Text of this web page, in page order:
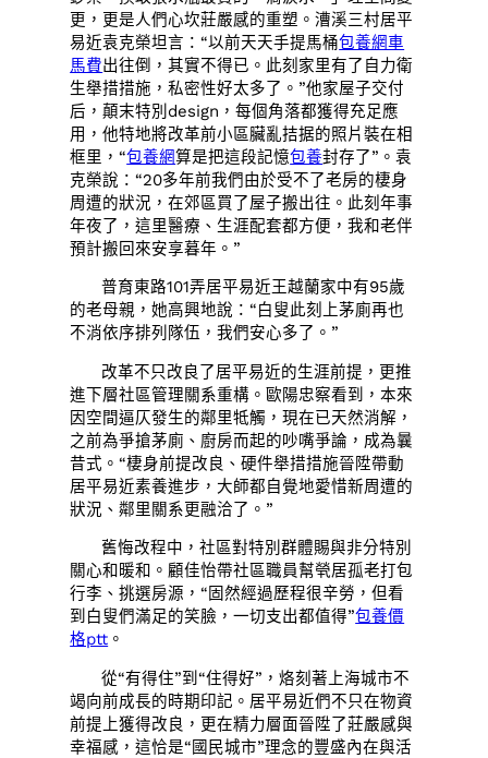
更，更是人們心坎莊嚴感的重塑。漕溪三村居平
易近袁克榮坦言：“以前天天手提馬桶包養網車
馬費出往倒，其實不得已。此刻家里有了自力衛
生舉措措施，私密性好太多了。”他家屋子交付
后，顛末特別design，每個角落都獲得充足應
用，他特地將改革前小區臟亂拮据的照片裝在相
框里，“包養網算是把這段記憶包養封存了”。袁
克榮說：“20多年前我們由於受不了老房的棲身
周遭的狀況，在郊區買了屋子搬出往。此刻年事
年夜了，這里醫療、生涯配套都方便，我和老伴
預計搬回來安享暮年。”
普育東路101弄居平易近王越蘭家中有95歲
的老母親，她高興地說：“白叟此刻上茅廁再也
不消依序排列隊伍，我們安心多了。”
改革不只改良了居平易近的生涯前提，更推
進下層社區管理關系重構。歐陽忠察看到，本來
因空間逼仄發生的鄰里牴觸，現在已天然消解，
之前為爭搶茅廁、廚房而起的吵嘴爭論，成為曩
昔式。“棲身前提改良、硬件舉措措施晉陞帶動
居平易近素養進步，大師都自覺地愛惜新周遭的
狀況、鄰里關系更融洽了。”
舊悔改程中，社區對特別群體賜與非分特別
關心和暖和。顧佳怡帶社區職員幫煢居孤老打包
行李、挑選房源，“固然經過歷程很辛勞，但看
到白叟們滿足的笑臉，一切支出都值得”包養價
格ptt 。
從“有得住”到“住得好”，烙刻著上海城市不
竭向前成長的時期印記。居平易近們不只在物資
前提上獲得改良，更在精力層面晉陞了莊嚴感與
幸福感，這恰是“國民城市”理念的豐盛內在與活